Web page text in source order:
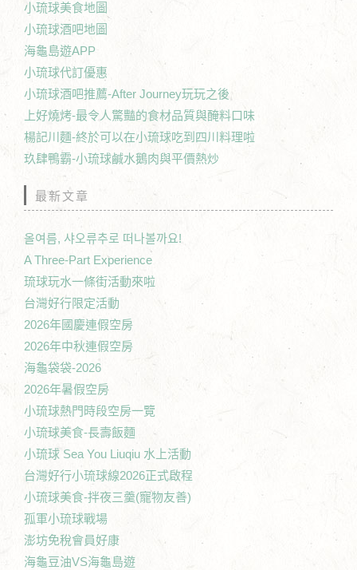
小琉球美食地圖
小琉球酒吧地圖
海龜島遊APP
小琉球代訂優惠
小琉球酒吧推薦-After Journey玩玩之後
上好燒烤-最令人驚豔的食材品質與醃料口味
楊記川麵-終於可以在小琉球吃到四川料理啦
玖肆鴨霸-小琉球鹹水鵝肉與平價熱炒
最新文章
올여름, 샤오류추로 떠나볼까요!
A Three-Part Experience
琉球玩水一條街活動來啦
台灣好行限定活動
2026年國慶連假空房
2026年中秋連假空房
海龜袋袋-2026
2026年暑假空房
小琉球熱門時段空房一覽
小琉球美食-長壽飯麵
小琉球 Sea You Liuqiu 水上活動
台灣好行小琉球線2026正式啟程
小琉球美食-拌夜三羹(寵物友善)
孤軍小琉球戰場
澎坊免稅會員好康
海龜豆油VS海龜島遊